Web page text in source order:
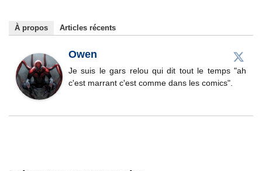
À propos Articles récents
Owen
Je suis le gars relou qui dit tout le temps "ah
c'est marrant c'est comme dans les comics".